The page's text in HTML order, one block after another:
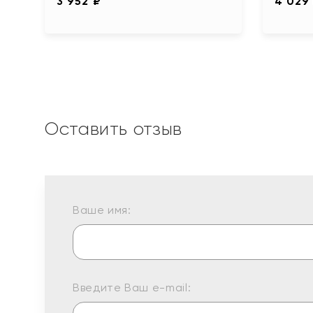
Оставить отзыв
Ваше имя:
Введите Ваш e-mail: